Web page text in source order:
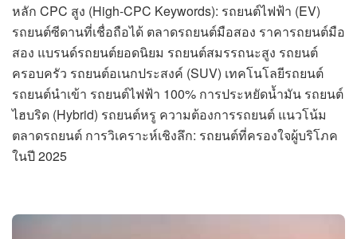
หลัก CPC สูง (High-CPC Keywords): รถยนต์ไฟฟ้า (EV)
รถยนต์ซีดานที่เชื่อถือได้ ตลาดรถยนต์มือสอง ราคารถยนต์มือ
สอง แบรนด์รถยนต์ยอดนิยม รถยนต์สมรรถนะสูง รถยนต์
ครอบครัว รถยนต์อเนกประสงค์ (SUV) เทคโนโลยีรถยนต์
รถยนต์นำเข้า รถยนต์ไฟฟ้า 100% การประหยัดน้ำมัน รถยนต์
ไฮบริด (Hybrid) รถยนต์หรู ความต้องการรถยนต์ แนวโน้ม
ตลาดรถยนต์ การวิเคราะห์เชิงลึก: รถยนต์ที่ครองใจผู้บริโภค
ในปี 2025